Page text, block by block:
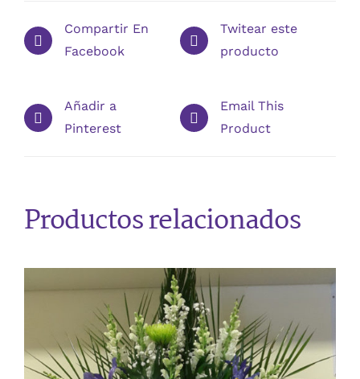
Compartir En
Facebook
Twitear este
producto
Añadir a
Pinterest
Email This
Product
Productos relacionados